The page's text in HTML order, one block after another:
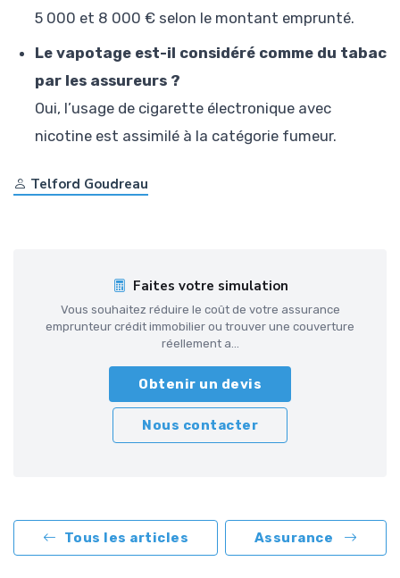
5 000 et 8 000 € selon le montant emprunté.
Le vapotage est-il considéré comme du tabac
par les assureurs ?
Oui, l’usage de cigarette électronique avec
nicotine est assimilé à la catégorie fumeur.
Telford Goudreau
Faites votre simulation
Vous souhaitez réduire le coût de votre assurance
emprunteur crédit immobilier ou trouver une couverture
réellement a...
Obtenir un devis
Nous contacter
Tous les articles Assurance